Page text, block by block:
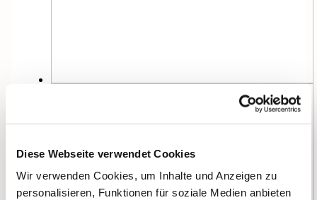
Diese Webseite verwendet Cookies
Wir verwenden Cookies, um Inhalte und Anzeigen zu
personalisieren, Funktionen für soziale Medien anbieten